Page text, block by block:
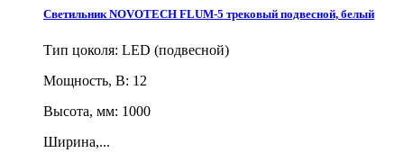
Светильник NOVOTECH FLUM-5 трековый подвесной, белый
Тип цоколя: LED (подвесной)
Мощность, В: 12
Высота, мм: 1000
Ширина,...